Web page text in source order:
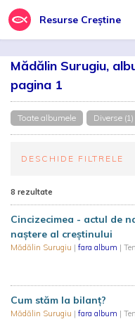
Resurse Creștine
Mădălin Surugiu,
pagina 1
Toate albumele Diverse (1)
DESCHIDE FILTRELE
8 rezultate
Cincizecimea - actul de
naștere al creștinului
Mădălin Surugiu | fara album |
Cum stăm la bilanț?
Mădălin Surugiu | fara album |